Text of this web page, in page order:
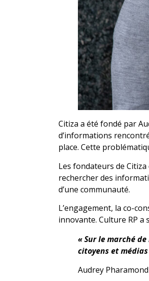
Citiza a été fondé par
d’informations
place. Cette
Les fondateurs de
rechercher des
d’une communauté.
L’engagement, la co-
innovante. Culture RP
« Sur le marché
citoyens et
Audrey